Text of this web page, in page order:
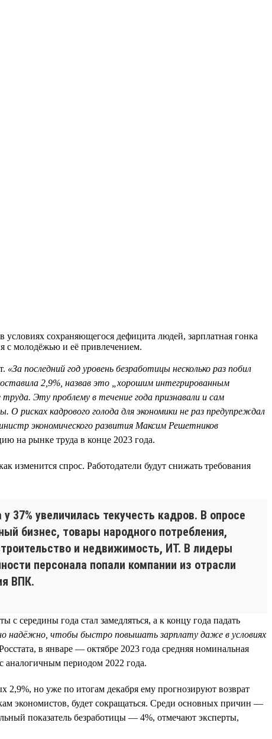
сохраняющегося дефицита людей, зарплатная гонка
с молодёжью и её привлечением.
«За последний год уровень безработицы несколько раз побил
2,9%, назвав это „хорошим интегрированным
Эту проблему в течение года признавали и сам
рисках кадрового голода для экономики не раз предупреждал
экономического развития Максим Решетников
на рынке труда в конце 2023 года.
изменится спрос. Работодатели будут снижать требования
37% увеличилась текучесть кадров. В опросе
бизнес, товары народного потребления,
и недвижимость, ИТ. В лидеры
персонала попали компании из отрасли
ВПК.
середины года стал замедляться, а к концу года падать
надёжно, чтобы быстро повышать зарплату даже в условиях
в январе — октябре 2023 года средняя номинальная
аналогичным периодом 2022 года.
но уже по итогам декабря ему прогнозируют возврат
экономистов, будет сокращаться. Среди основных причин —
показатель безработицы — 4%, отмечают эксперты,